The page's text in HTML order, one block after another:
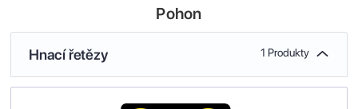
Pohon
Hnací řetězy 1 Produkty